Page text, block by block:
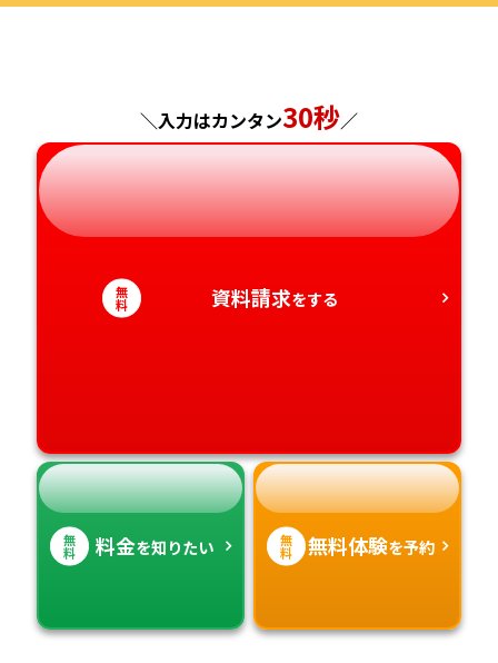
神奈川県
岐阜県
静岡県
愛知県
兵庫県
奈良県
和歌山県
広島県
山口県
徳島県
香川県
長崎県
熊本県
大分県
宮崎県
＼入力はカンタン30秒／
無
料 資料請求をする
無
料 料金を知りたい 無
料 無料体験を予約